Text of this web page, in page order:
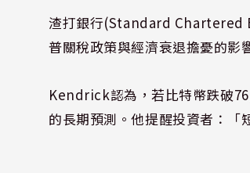
渣打銀行(Standard Chartered
普關稅政策與經濟衰退擔憂的影
Kendrick認為，若比特幣跌破
的長期預測。他提醒投資者：「